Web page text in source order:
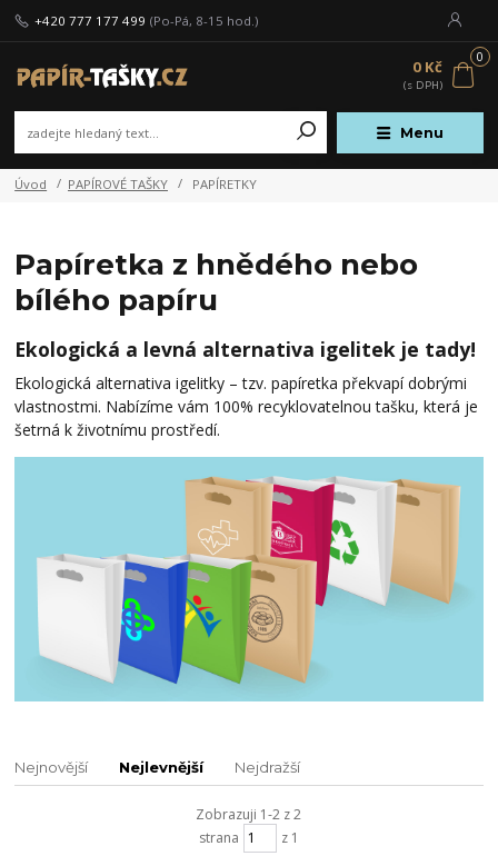
Menu
+420 777 177 499 (Po-Pá, 8-15 hod.)
0
0 Kč
Úvod PAPÍROVÉ TAŠKY PAPÍRETKY
Papíretka z hnědého nebo
bílého papíru
Ekologická a levná alternativa igelitek je tady!
Ekologická alternativa igelitky – tzv. papíretka překvapí dobrými
vlastnostmi. Nabízíme vám 100% recyklovatelnou tašku, která je
šetrná k životnímu prostředí.
Nejnovější Nejlevnější Nejdražší
Zobrazuji 1-2 z 2
strana
z 1